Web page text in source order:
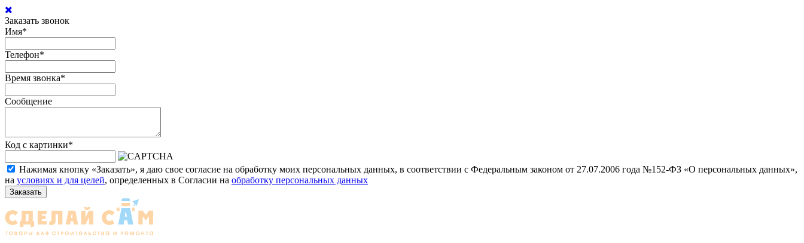
Заказать звонок
Имя*
Телефон*
Время звонка*
Сообщение
Код с картинки*
Нажимая кнопку «Заказать», я даю свое согласие на обработку моих персональных данных, в соответствии с Федеральным законом от 27.07.2006 года №152-ФЗ «О персональных данных»,
на условиях и для целей, определенных в Согласии на обработку персональных данных
Заказать